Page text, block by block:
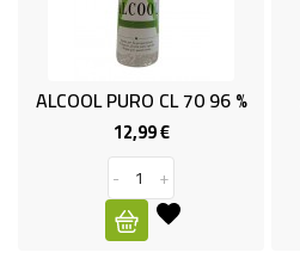
ALCOOL PURO CL 70 96 %
12,99 €Prezzo
-
+